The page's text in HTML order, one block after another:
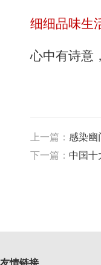
细细品味生
心中有诗意
上一篇： 感染幽
下一篇： 中国十